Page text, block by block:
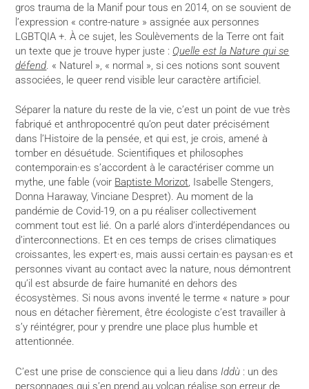
gros trauma de la Manif pour tous en 2014, on se souvient de
l’expression « contre-nature » assignée aux personnes
LGBTQIA +. À ce sujet, les Soulèvements de la Terre ont fait
un texte que je trouve hyper juste : Quelle est la Nature qui se
défend. « Naturel », « normal », si ces notions sont souvent
associées, le queer rend visible leur caractère artificiel.
Séparer la nature du reste de la vie, c’est un point de vue très
fabriqué et anthropocentré qu’on peut dater précisément
dans l’Histoire de la pensée, et qui est, je crois, amené à
tomber en désuétude. Scientifiques et philosophes
contemporain·es s’accordent à le caractériser comme un
mythe, une fable (voir Baptiste Morizot, Isabelle Stengers,
Donna Haraway, Vinciane Despret). Au moment de la
pandémie de Covid-19, on a pu réaliser collectivement
comment tout est lié. On a parlé alors d’interdépendances ou
d’interconnections. Et en ces temps de crises climatiques
croissantes, les expert·es, mais aussi certain·es paysan·es et
personnes vivant au contact avec la nature, nous démontrent
qu’il est absurde de faire humanité en dehors des
écosystèmes. Si nous avons inventé le terme « nature » pour
nous en détacher fièrement, être écologiste c’est travailler à
s’y réintégrer, pour y prendre une place plus humble et
attentionnée.
C’est une prise de conscience qui a lieu dansIddù : un des
personnages qui s’en prend au volcan réalise son erreur de